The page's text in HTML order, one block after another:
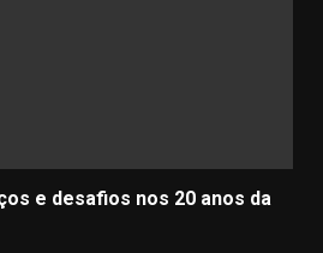
e desafios nos 20 anos da